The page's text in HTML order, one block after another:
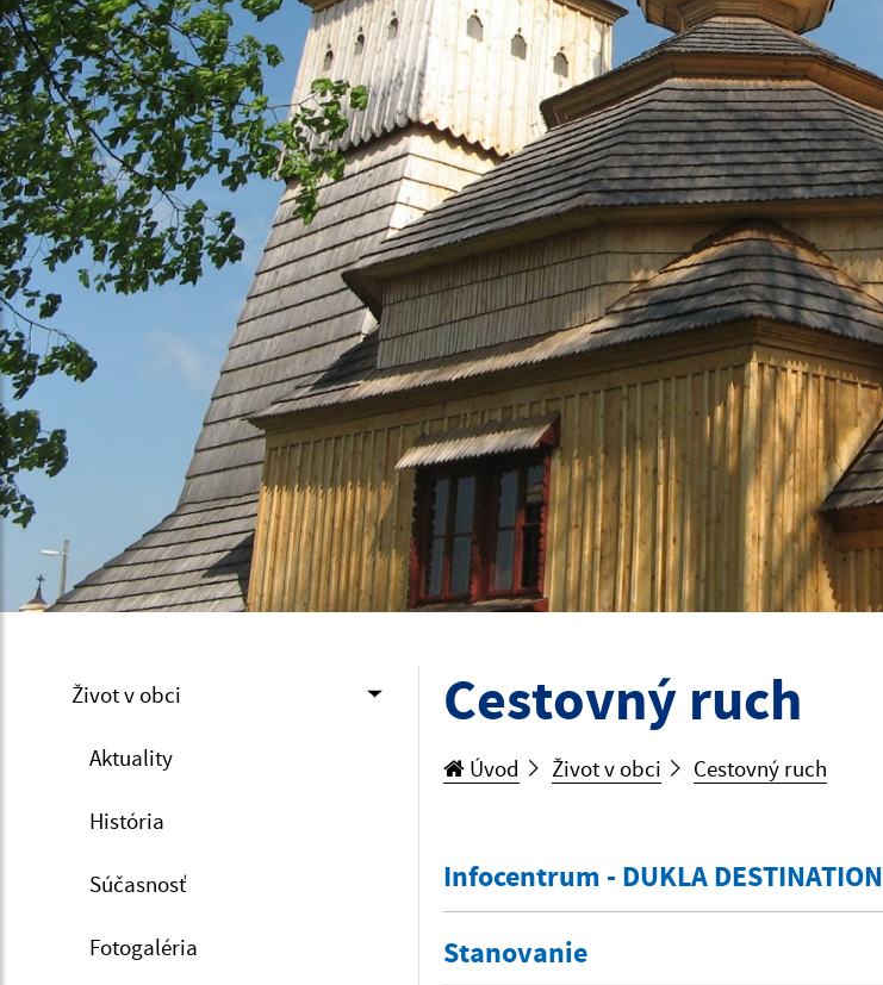
Život v obci
Aktuality
História
Súčasnosť
Fotogaléria
Cestovný ruch
Úvod Život v obci Cestovný ruch
Infocentrum - DUKLA DESTINATION
Stanovanie